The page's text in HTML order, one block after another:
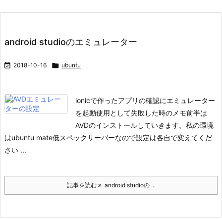
android studioのエミュレーター
 2018-10-16  ubuntu
ionicで作ったアプリの確認にエミュレーター
を起動使用として失敗した時のメモ前半は
AVDのインストールしていきます。 私の環境
はubuntu mate低スペックサーバーなので設定は各自で変えてくだ
さい ...
記事を読む android studioの ...